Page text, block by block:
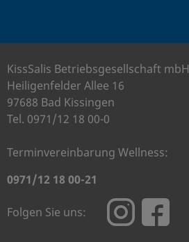
KissSalis Betriebsgesellschaft mbH
Heiligenfelder Allee 16
97688 Bad Kissingen
Tel. 0971/12 18 00-0
Terminvereinbarung Wellness:
0971/12 18 00-21
Folgen Sie uns: